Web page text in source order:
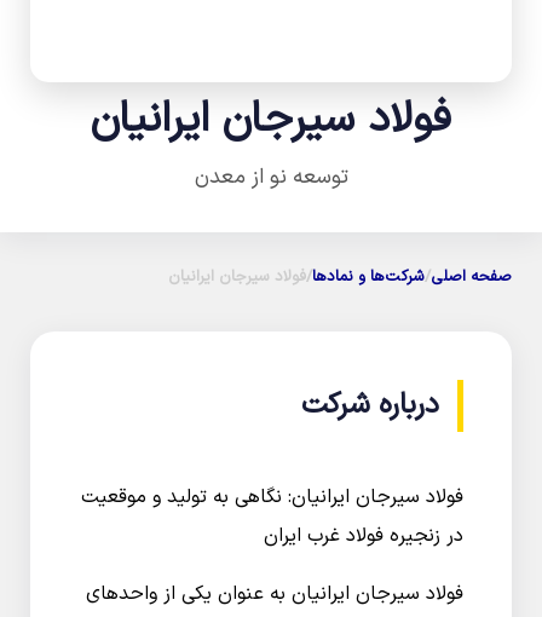
فولاد سیرجان ایرانیان
توسعه نو از معدن
صفحه اصلی/شرکت‌ها و نماد‌ها/فولاد سیرجان ایرانیان
درباره شرکت
فولاد سیرجان ایرانیان: نگاهی به تولید و موقعیت
در زنجیره فولاد غرب ایران
فولاد سیرجان ایرانیان به عنوان یکی از واحدهای